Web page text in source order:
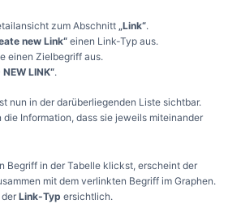
zum Abschnitt „Link“.
new Link“ einen Link-Typ aus.
einen Zielbegriff aus.
NEW LINK“.
nun in der darüberliegenden Liste sichtbar.
die Information, dass sie jeweils miteinander
Begriff in der Tabelle klickst, erscheint der
mit dem verlinkten Begriff im Graphen.
Link-Typ ersichtlich.